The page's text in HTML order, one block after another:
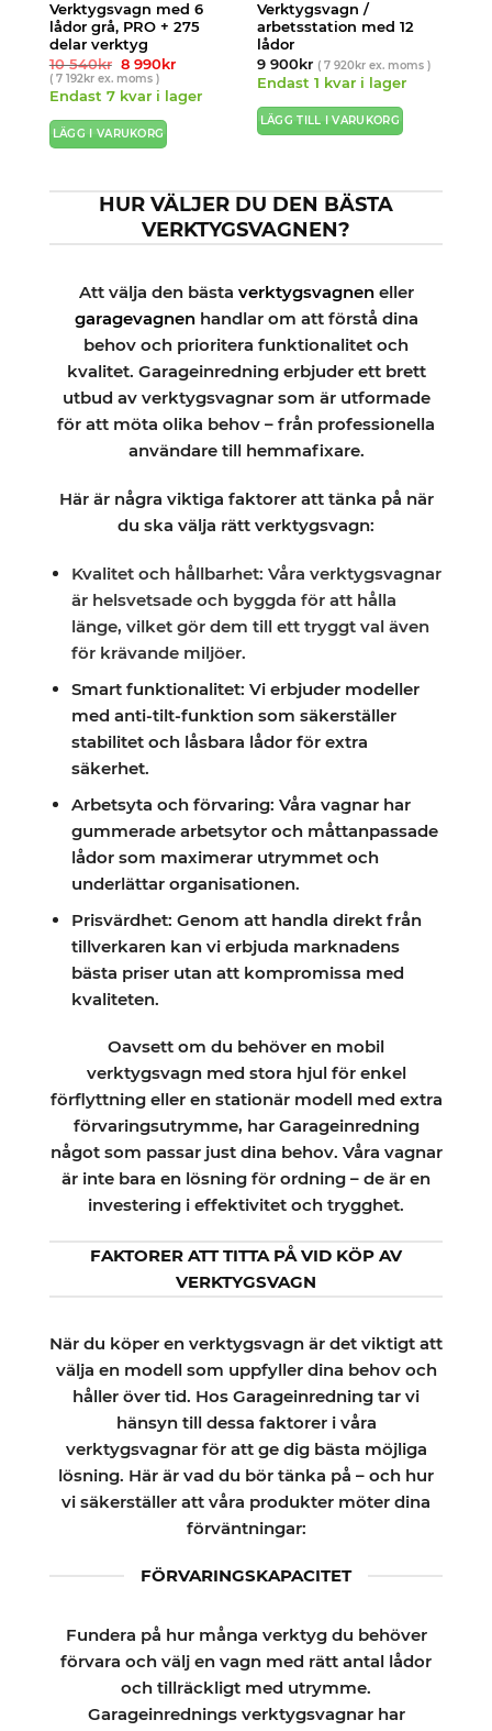
Verktygsvagn med 6
lådor grå, PRO + 275
delar verktyg
10 540kr Det
ursprungliga
priset
var:
540kr.
8 990krDet
är:
( 7 192krex. moms )
Endast 7 kvar i lager
LÄGG I VARUKORG
Verktygsvagn /
arbetsstation med 12
lådor
9 900kr ( 7 920krex. moms )
Endast 1 kvar i lager
LÄGG TILL I VARUKORG
HUR VÄLJER DU DEN BÄSTA
VERKTYGSVAGNEN?
Att välja den bästa verktygsvagneneller
garagevagnenhandlar om att förstå dina
behov och prioritera funktionalitet och
kvalitet. Garageinredning erbjuder ett brett
utbud av verktygsvagnar som är utformade
för att möta olika behov – från professionella
användare till hemmafixare.
Här är några viktiga faktorer att tänka på när
du ska välja rätt verktygsvagn:
Kvalitet och hållbarhet: Våra verktygsvagnar
är helsvetsade och byggda för att hålla
länge, vilket gör dem till ett tryggt val även
för krävande miljöer.
Smart funktionalitet: Vi erbjuder modeller
med anti-tilt-funktion som säkerställer
stabilitet och låsbara lådor för extra
säkerhet.
Arbetsyta och förvaring: Våra vagnar har
gummerade arbetsytor och måttanpassade
lådor som maximerar utrymmet och
underlättar organisationen.
Prisvärdhet: Genom att handla direkt från
tillverkaren kan vi erbjuda marknadens
bästa priser utan att kompromissa med
kvaliteten.
Oavsett om du behöver en mobil
verktygsvagn med stora hjul för enkel
förflyttning eller en stationär modell med extra
förvaringsutrymme, har Garageinredning
något som passar just dina behov. Våra vagnar
är inte bara en lösning för ordning – de är en
investering i effektivitet och trygghet.
FAKTORER ATT TITTA PÅ VID KÖP AV
VERKTYGSVAGN
När du köper en verktygsvagn är det viktigt att
välja en modell som uppfyller dina behov och
håller över tid. Hos Garageinredning tar vi
hänsyn till dessa faktorer i våra
verktygsvagnar för att ge dig bästa möjliga
lösning. Här är vad du bör tänka på – och hur
vi säkerställer att våra produkter möter dina
förväntningar:
FÖRVARINGSKAPACITET
Fundera på hur många verktyg du behöver
förvara och välj en vagn med rätt antal lådor
och tillräckligt med utrymme.
Garageinrednings verktygsvagnar har